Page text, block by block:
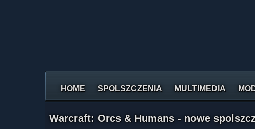
HOME SPOLSZCZENIA MULTIMEDIA
Warcraft: Orcs & Humans - nowe